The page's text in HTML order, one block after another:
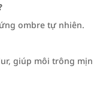
ombre tự nhiên.
giúp môi trông mịn